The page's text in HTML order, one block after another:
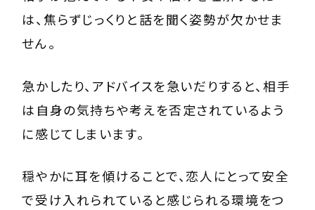
は、焦らずじっくりと話を聞く姿勢が欠かせま
せん。
急かしたり、アドバイスを急いだりすると、相手
は自身の気持ちや考えを否定されているよう
に感じてしまいます。
穏やかに耳を傾けることで、恋人にとって安全
で受け入れられていると感じられる環境をつ